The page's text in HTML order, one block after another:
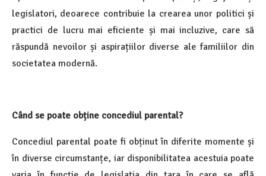
legislatori, deoarece contribuie la crearea unor politici și
practici de lucru mai eficiente și mai incluzive, care să
răspundă nevoilor și aspirațiilor diverse ale familiilor din
societatea modernă.
Când se poate obține concediul parental?
Concediul parental poate fi obținut în diferite momente și
în diverse circumstanțe, iar disponibilitatea acestuia poate